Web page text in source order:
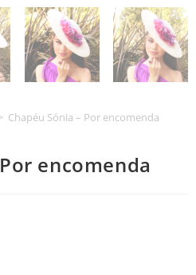
Chapéu Sónia – Por encomenda
encomenda